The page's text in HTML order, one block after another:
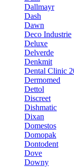
Dallmayr
Dash
Dawn
Deco Industrie
Deluxe
Delverde
Denkmit
Dental Clinic
Dermomed
Dettol
Discreet
Dishmatic
Dixan
Domestos
Domopak
Dontodent
Dove
Downy